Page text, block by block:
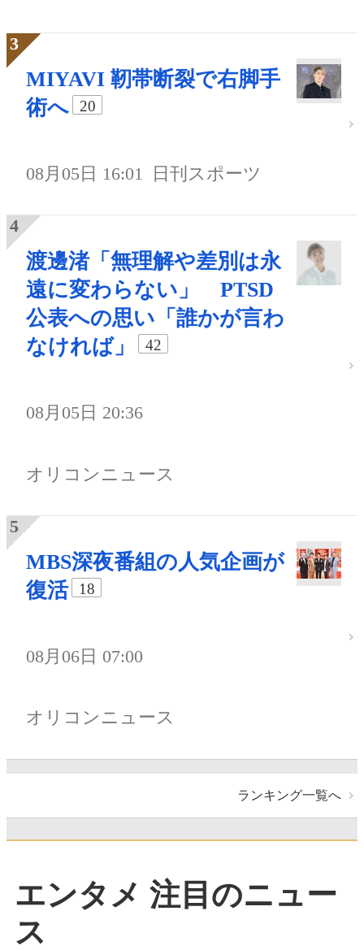
MIYAVI 靭帯断裂で右脚手
術へ
20
08月05日 16:01 日刊スポーツ
渡邊渚「無理解や差別は永
遠に変わらない」 PTSD
公表への思い「誰かが言わ
なければ」
42
08月05日 20:36
オリコンニュース
MBS深夜番組の人気企画が
復活
18
08月06日 07:00
オリコンニュース
ランキング一覧へ
エンタメ 注目のニュー
ス